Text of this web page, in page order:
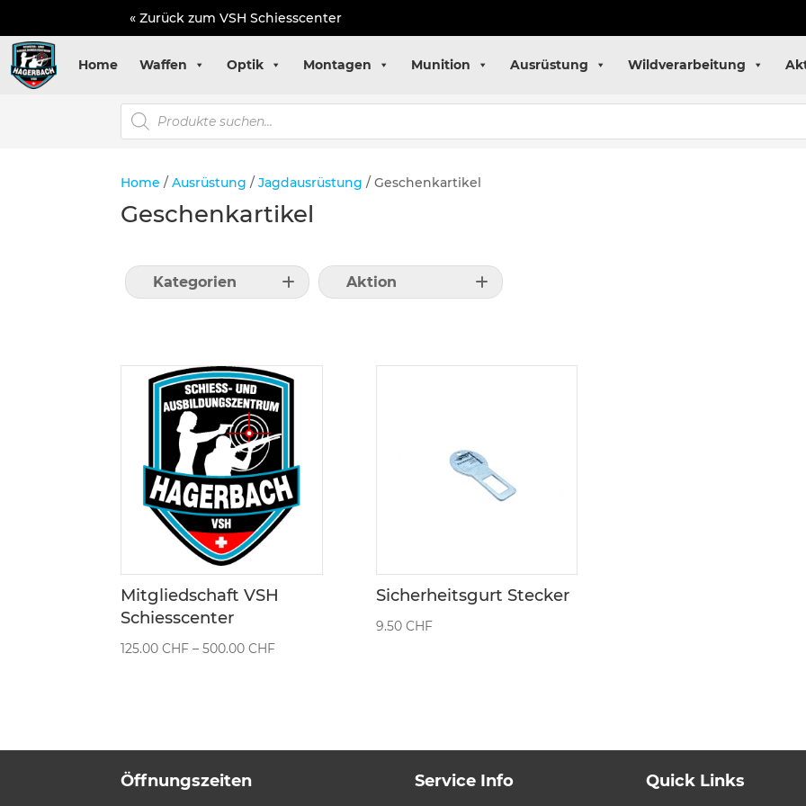
« Zurück zum VSH Schiesscenter
Home Waffen Optik Montagen Munition Ausrüstung Wildverarbeitung
Products
search
Home /Ausrüstung /Jagdausrüstung / Geschenkartikel
Geschenkartikel
Kategorien Aktion
Mitgliedschaft VSH
Schiesscenter
125.00CHF –500.00CHFPreisspanne:
Sicherheitsgurt Stecker
9.50 CHF
Öffnungszeiten Service Info Quick Links